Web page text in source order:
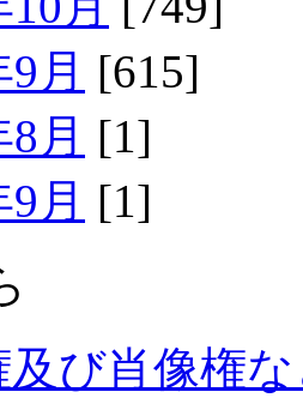
月 [615]
月 [1]
月 [1]
及び肖像権